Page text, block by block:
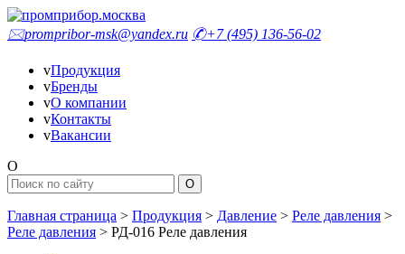
🖂prompribor-msk@yandex.ru ✆+7 (495) 136-56-02
vПродукция
vБренды
vО компании
vКонтакты
vВакансии
O
Главная страница > Продукция > Давление > Реле давления >
Реле давления > РД-016 Реле давления